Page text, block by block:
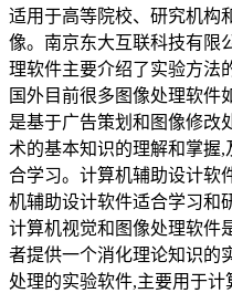
适用于高等院校、研究机构
像。南京东大互联科技有限
理软件主要介绍了实验方法
国外目前很多图像处理软件
是基于广告策划和图像修改
术的基本知识的理解和掌握
合学习。计算机辅助设计软
机辅助设计软件适合学习和
计算机视觉和图像处理软件
者提供一个消化理论知识的
处理的实验软件,主要用于